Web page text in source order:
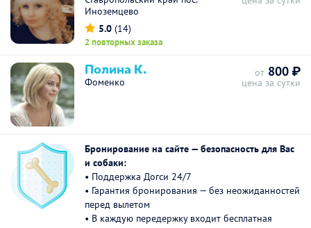
Иноземцево
5.0 (14)
2 повторных заказа
Полина К.
Фоменко
от 800 ₽
цена за сутки
Бронирование на сайте — безопасность для Вас
и собаки:
• Поддержка Догси 24/7
• Гарантия бронирования — без неожиданностей
перед вылетом
• В каждую передержку входит бесплатная